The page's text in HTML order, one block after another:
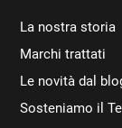
La nostra storia
Marchi trattati
Le novità dal
Sosteniamo il